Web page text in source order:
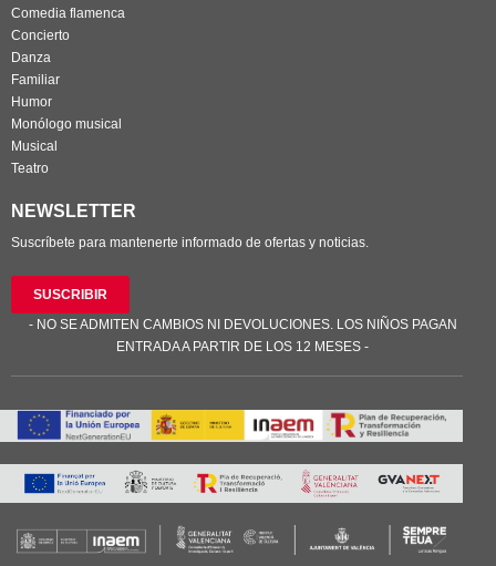
Comedia flamenca
Concierto
Danza
Familiar
Humor
Monólogo musical
Musical
Teatro
NEWSLETTER
Suscríbete para mantenerte informado de ofertas y noticias.
SUSCRIBIR
- NO SE ADMITEN CAMBIOS NI DEVOLUCIONES. LOS NIÑOS PAGAN
ENTRADA A PARTIR DE LOS 12 MESES -